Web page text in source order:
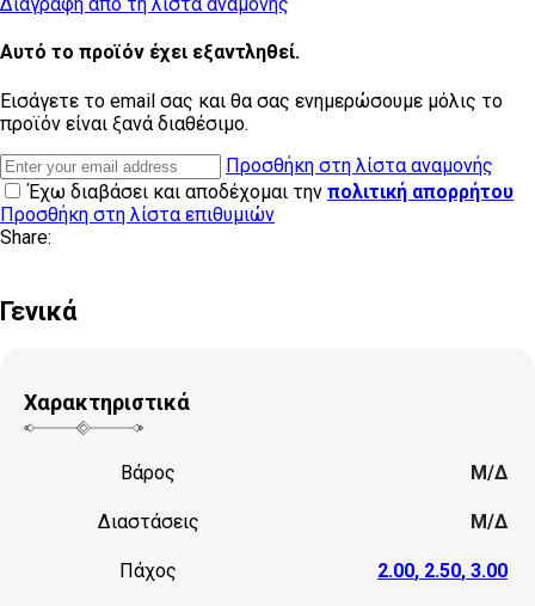
Αυτό το προϊόν έχει εξαντληθεί.
Εισάγετε το email σας και θα σας ενημερώσουμε μόλις το
προϊόν είναι ξανά διαθέσιμο.
Προσθήκη στη λίστα αναμονής
Έχω διαβάσει και αποδέχομαι την πολιτική απορρήτου
Προσθήκη στη λίστα επιθυμιών
Share:
Γενικά
Χαρακτηριστικά
Βάρος Μ/Δ
Διαστάσεις Μ/Δ
Πάχος 2.00, 2.50, 3.00